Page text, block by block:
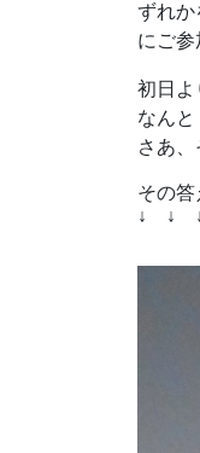
ずれか
にご参
初日よ
なんと
さあ
その答
↓ ↓